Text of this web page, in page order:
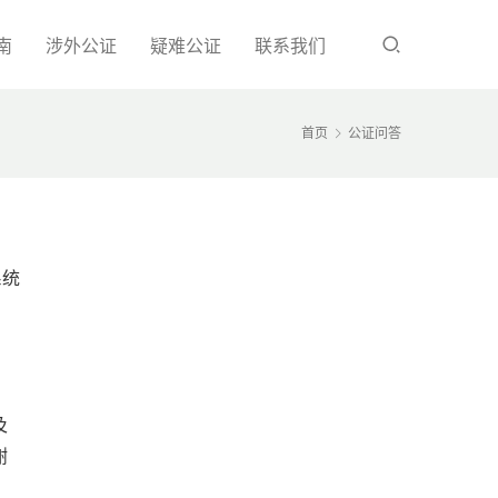
涉外公证 疑难公证 联系我们
首页 公证问答